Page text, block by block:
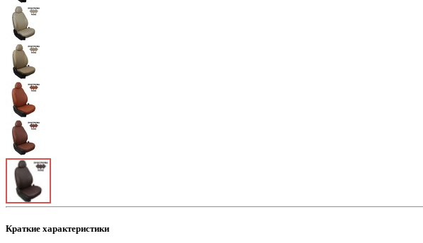
Краткие характеристики